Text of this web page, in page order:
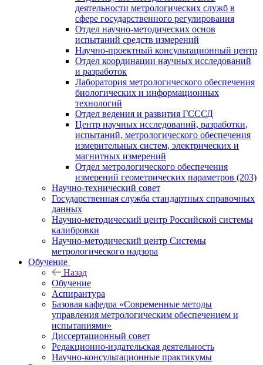
деятельности метрологических служб в
сфере государственного регулирования
Отдел научно-методических основ
испытаний средств измерений
Научно-проектный консультационный центр
Отдел координации научных исследований
и разработок
Лаборатория метрологического обеспечения
биологических и информационных
технологий
Отдел ведения и развития ГСССД
Центр научных исследований, разработки,
испытаний, метрологического обеспечения
измерительных систем, электрических и
магнитных измерений
Отдел метрологического обеспечения
измерений геометрических параметров (203)
Научно-технический совет
Государственная служба стандартных справочных
данных
Научно-методический центр Российской системы
калибровки
Научно-методический центр Системы
метрологического надзора
Обучение
Назад
Обучение
Аспирантура
Базовая кафедра «Современные методы
управления метрологическим обеспечением и
испытаниями»
Диссертационный совет
Редакционно-издательская деятельность
Научно-консультационные практикумы